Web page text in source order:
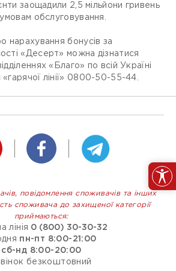
заощадили 2,5 мільйони гривень
обслуговування.
нарахування бонусів за
«Десерт» можна дізнатися
«Благо» по всій Україні
лінії» 0800-50-55-44.
повідомлення споживачів та інших
споживача до захищеної категорії
приймаються:
лінія 0 (800) 30-30-32
пн-пт 8:00-21:00
сб-нд 8:00-20:00
безкоштовний